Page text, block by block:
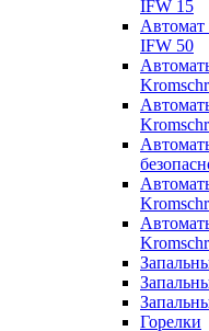
IFW 15
Автомат
IFW 50
Горелки